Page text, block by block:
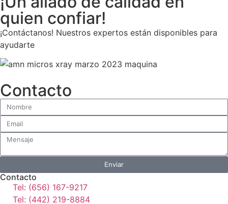
quien confiar!
¡Contáctanos! Nuestros expertos están disponibles para
ayudarte
Contacto
Enviar
Contacto
Tel: (656) 167-9217
Tel: (442) 219-8884